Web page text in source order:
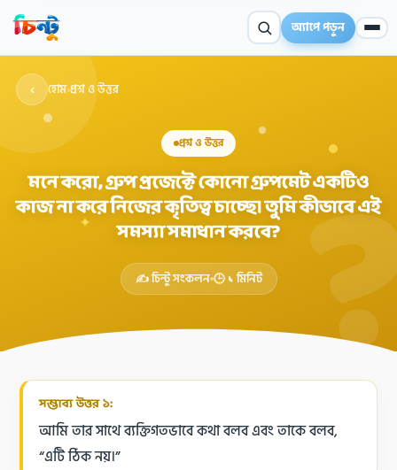
অ্যাপে পড়ুন
✦
‹ হোম›প্রশ্ন ও উত্তর
প্রশ্ন ও উত্তর
মনে করো, গ্রুপ প্রজেক্টে কোনো গ্রুপমেট একটিও
কাজ না করে নিজের কৃতিত্ব চাচ্ছে। তুমি কীভাবে এই
সমস্যা সমাধান করবে?
✍️ চিন্টু সংকলন 🕒 ১ মিনিট
সম্ভাব্য উত্তর ১:
আমি তার সাথে ব্যক্তিগতভাবে কথা বলব এবং তাকে বলব,
“এটি ঠিক নয়।”